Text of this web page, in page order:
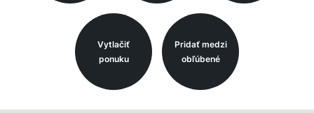
Vytlačiť
ponuku
Pridať medzi
obľúbené